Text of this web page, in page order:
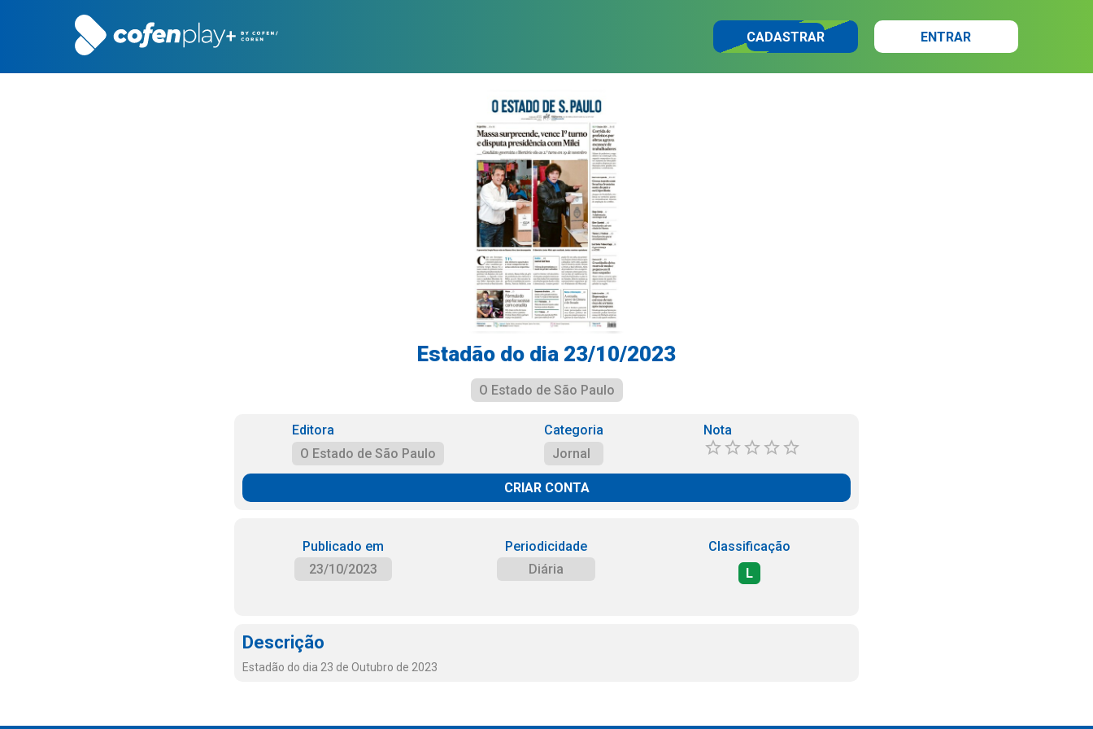
CADASTRAR ENTRAR
Estadão do dia 23/10/2023
O Estado de São Paulo
Editora
O Estado de São Paulo
Categoria
Jornal
Nota
CRIAR CONTA
Publicado em
23/10/2023
Periodicidade
Diária
Classificação
L
Descrição
Estadão do dia 23 de Outubro de 2023